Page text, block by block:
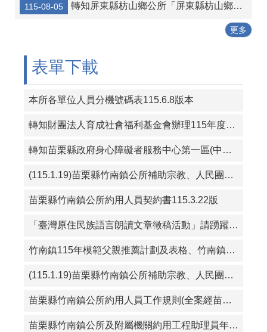
115年暑期保護青少年-青春專案
115-08-05 轉知屏東縣枋山鄉公所「屏東縣枋山鄉發放兒童節兒童禮金自治條例」部分條文公告、令、總說明、修正條文對照表及全部條文各1份
更多
表單下載
本所各單位人員分機號碼表115.6.8版本
轉知財團法人育成社會福利基金會辦理115年度「從CRPD到ISP－專業人員支持身心障礙者積極參與個別化服務計畫研習課程」報名簡章資料
轉知苗栗縣政府身心障礙者服務中心第一區(中華民國珍珠社會福利服務協會承辦)辦理「一家心聚系列宣導活動」第1次活動簡章
(115.1.19)苗栗縣竹南鎮公所補助宗教、人民團體活動實施要點
苗栗縣竹南鎮公所約用人員契約書115.3.22版
「臺灣原住民族語言朗讀文章徵稿活動」請踴躍投稿
竹南鎮115年模範父親推薦計劃及表格、竹南鎮115好人好事代表推薦計畫及表格
(115.1.19)苗栗縣竹南鎮公所補助宗教、人民團體活動實施要點
苗栗縣竹南鎮公所約用人員工作規則(全案經苗栗縣政府115年1月19日府勞資字第1150005614號同意備查)
苗栗縣竹南鎮公所及附屬機關約用工程助理員年終考核紀錄表